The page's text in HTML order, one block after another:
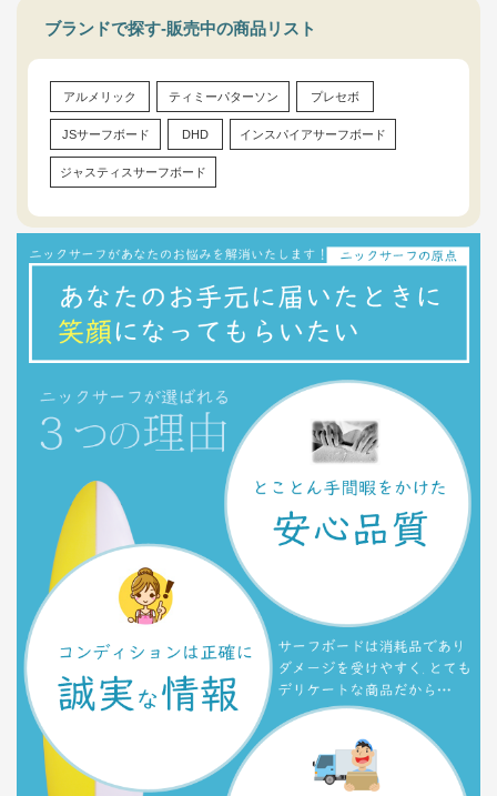
ブランドで探す-販売中の商品リスト
アルメリック ティミーパターソン プレセボ
JSサーフボード DHD インスパイアサーフボード
ジャスティスサーフボード